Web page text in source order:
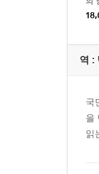
제4장
21. 국
23. 증
24. 펍
25. 철
감
역 :
국
을
읽